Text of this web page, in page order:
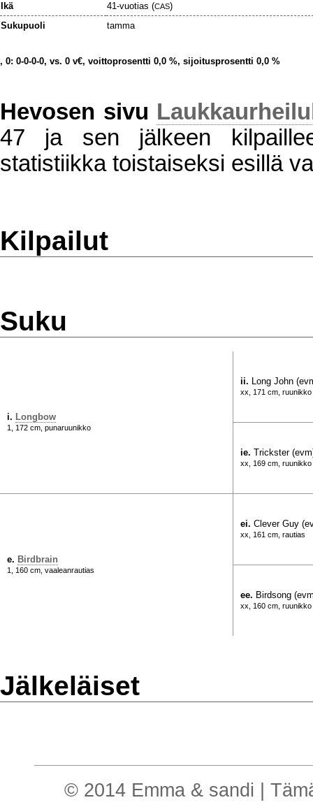
Ikä
41-vuotias (CAS)
Sukupuoli
tamma
, 0: 0-0-0-0, vs. 0 v€, voittoprosentti 0,0 %, sijoitusprosentti 0,0 %
Hevosen sivu
47 ja sen jälkeen
statistiikka toistaiseksi esillä
Kilpailut
Suku
i. Longbow
1, 172 cm, punaruunikko
ii. Long John
xx, 171 cm, ruunikko
ie. Trickster
xx, 169 cm, ruunikko
e. Birdbrain
1, 160 cm, vaaleanrautias
ei. Clever Guy
xx, 161 cm, rautias
ee. Birdsong
xx, 160 cm, ruunikko
Jälkeläiset
© 2014 Emma & sandi |